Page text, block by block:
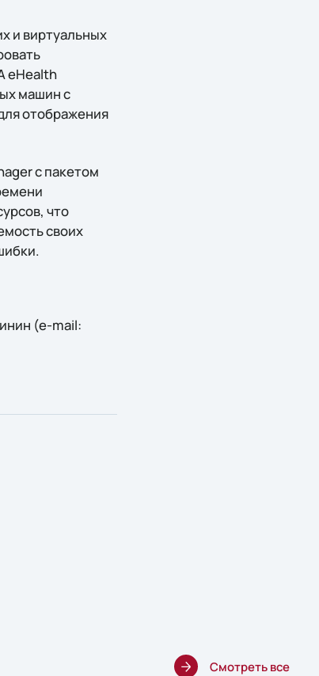
и виртуальных
eHealth
машин с
отображения
с пакетом
что
своих
(e-mail:
Смотреть все